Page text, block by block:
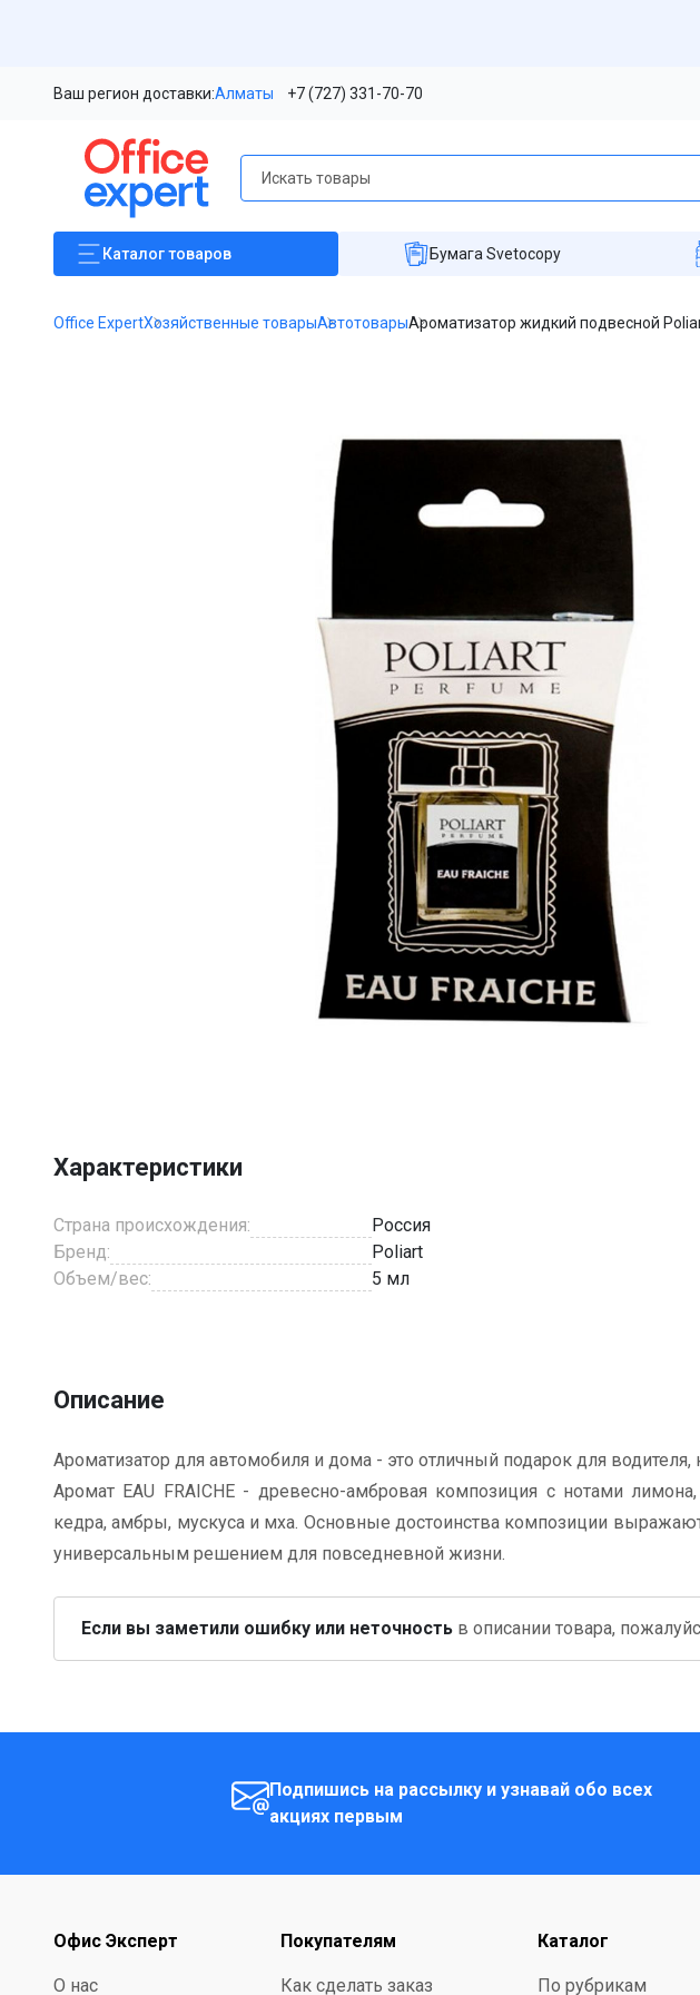
Ваш регион доставки:Алматы +7 (727) 331-70-70
Каталогтоваров Бумага Svetocopy
Office ExpertХозяйственные товарыАвтотоварыАроматизатор жидкий подвесной
1
Характеристики
Страна происхождения:
Россия
Бренд:
Poliart
Объем/вес:
5 мл
Описание
Ароматизатор для автомобиля и дома - это отличный подарок для
Аромат EAU FRAICHE - древесно-амбровая композиция с нотами
кедра, амбры, мускуса и мха. Основные достоинства композиции
универсальным решением для повседневной жизни.
Если вы заметили ошибку или неточность в описании товара,
Подпишись на рассылку и узнавай обо всех
акциях первым
Офис Эксперт
О нас
Покупателям
Как сделать заказ
Каталог
По рубрикам